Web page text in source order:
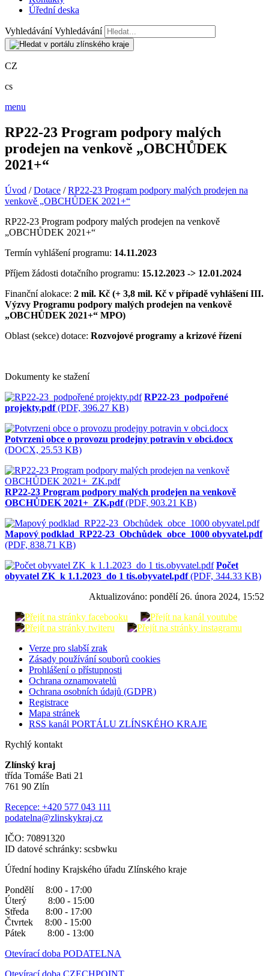
Úřední deska
Vyhledávání Vyhledávání
CZ
cs
menu
RP22-23 Program podpory malých
prodejen na venkově „OBCHŮDEK
2021+“
Úvod /Dotace /RP22-23 Program podpory malých prodejen na
venkově „OBCHŮDEK 2021+“
RP22-23 Program podpory malých prodejen na venkově
„OBCHŮDEK 2021+“
Termín vyhlášení programu: 14.11.2023
Příjem žádosti dotačního programu: 15.12.2023 -> 12.01.2024
Finanční alokace: 2 mil. Kč (+ 3,8 mil. Kč v případě vyhlášení III.
Výzvy Programu podpory malých prodejen na venkově
„OBCHŮDEK 2021+“ MPO)
Oblast (sekce) dotace: Rozvojové programy a krizové řízení
Dokumenty ke stažení
RP22-23_podpořené
projekty.pdf(PDF, 396.27 KB)
Potvrzeni obce o provozu prodejny potravin v obci.docx
(DOCX, 25.53 KB)
RP22-23 Program podpory malých prodejen na venkově
OBCHŮDEK 2021+_ZK.pdf(PDF, 903.21 KB)
Mapový podklad_RP22-23_Obchůdek_obce_1000 obyvatel.pdf
(PDF, 838.71 KB)
Počet
obyvatel ZK_k 1.1.2023_do 1 tis.obyvatel.pdf(PDF, 344.33 KB)
Aktualizováno: pondělí 26. února 2024, 15:52
Verze pro slabší zrak
Zásady používání souborů cookies
Prohlášení o přístupnosti
Ochrana oznamovatelů
Ochrana osobních údajů (GDPR)
Registrace
Mapa stránek
RSS kanál PORTÁLU ZLÍNSKÉHO KRAJE
Rychlý kontakt
Zlínský kraj
třída Tomáše Bati 21
761 90 Zlín
Recepce: +420 577 043 111
podatelna@zlinskykraj.cz
IČO: 70891320
ID datové schránky: scsbwku
Úřední hodiny Krajského úřadu Zlínského kraje
Pondělí 8:00 - 17:00
Úterý 8:00 - 15:00
Středa 8:00 - 17:00
Čtvrtek 8:00 - 15:00
Pátek 8:00 - 13:00
Otevírací doba PODATELNA
Otevírací doba CZECHPOINT